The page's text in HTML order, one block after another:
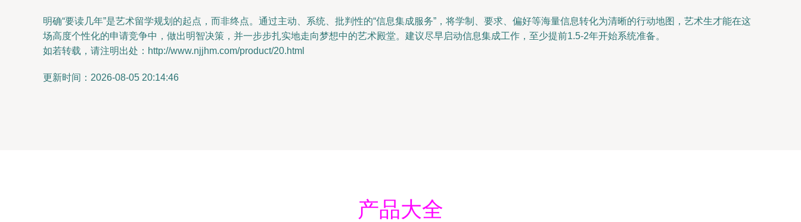
明确“要读几年”是艺术留学规划的起点，而非终点。通过主动、系统、批判性的“信息集成服务”，将学制、要求、偏好等海量信息转化为清晰的行动地图，艺术生才能在这
场高度个性化的申请竞争中，做出明智决策，并一步步扎实地走向梦想中的艺术殿堂。建议尽早启动信息集成工作，至少提前1.5-2年开始系统准备。
如若转载，请注明出处：http://www.njjhm.com/product/20.html
更新时间：2026-08-05 20:14:46
产品大全